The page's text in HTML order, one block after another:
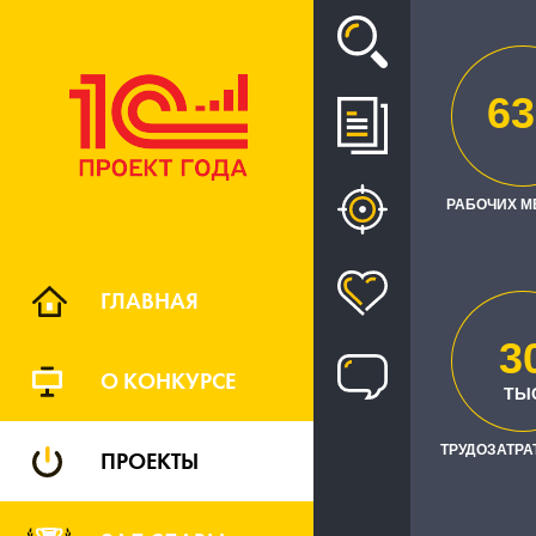
ГЛАВНАЯ
О КОНКУРСЕ
ПРОЕКТЫ
Проект
РАБОЧИХ